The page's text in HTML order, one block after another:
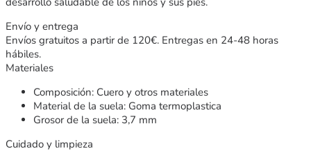
Envío y entrega
Envíos gratuitos a partir de 120€. Entregas en 24-48 horas
hábiles.
Materiales
Composición: Cuero y otros materiales
Material de la suela: Goma termoplastica
Grosor de la suela: 3,7 mm
Cuidado y limpieza